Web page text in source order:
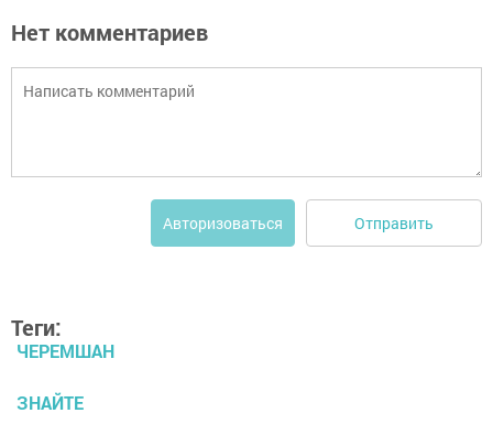
Нет комментариев
Авторизоваться Отправить
Теги:
ЧЕРЕМШАН
ЗНАЙТЕ